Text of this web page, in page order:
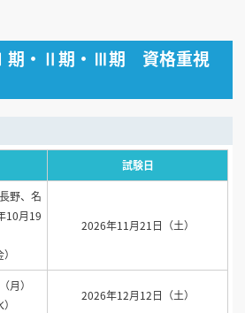
期・Ⅱ期・Ⅲ期 資格重視
試験日
野、名
10月19
2026年11月21日（土）
月）
2026年12月12日（土）